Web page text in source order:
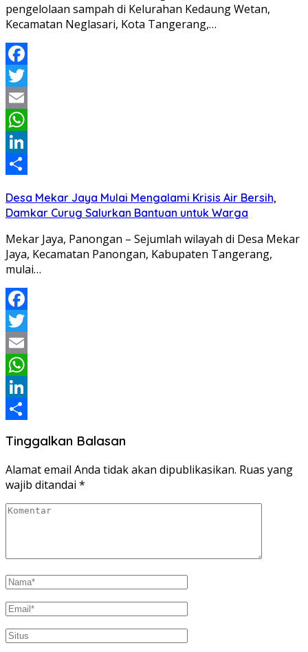
pengelolaan sampah di Kelurahan Kedaung Wetan,
Kecamatan Neglasari, Kota Tangerang,…
Facebook
Twitter
Email
WhatsApp
LinkedIn
Desa Mekar Jaya Mulai Mengalami Krisis Air Bersih,
Damkar Curug Salurkan Bantuan untuk Warga
Mekar Jaya, Panongan – Sejumlah wilayah di Desa Mekar
Jaya, Kecamatan Panongan, Kabupaten Tangerang,
mulai…
Facebook
Twitter
Email
WhatsApp
LinkedIn
Tinggalkan Balasan
Alamat email Anda tidak akan dipublikasikan. Ruas yang
wajib ditandai *